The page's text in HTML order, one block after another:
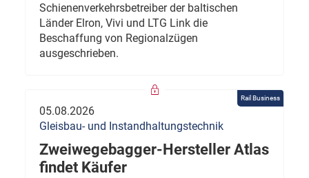
Schienenverkehrsbetreiber der baltischen
Länder Elron, Vivi und LTG Link die
Beschaffung von Regionalzügen
ausgeschrieben.
Rail Business
05.08.2026
Gleisbau- und Instandhaltungstechnik
Zweiwegebagger-Hersteller Atlas
findet Käufer